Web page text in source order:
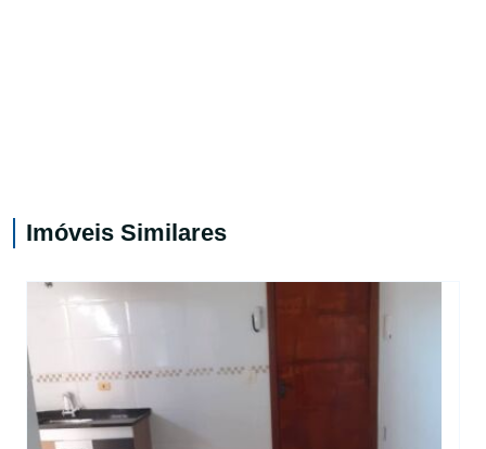
Imóveis Similares